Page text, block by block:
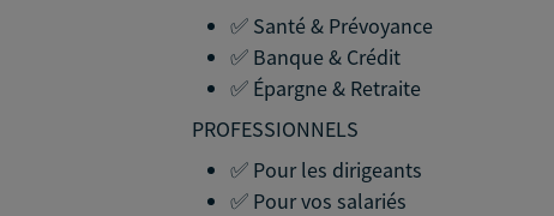
✅ Santé & Prévoyance
✅ Banque & Crédit
✅ Épargne & Retraite
PROFESSIONNELS
✅ Pour les dirigeants
✅ Pour vos salariés